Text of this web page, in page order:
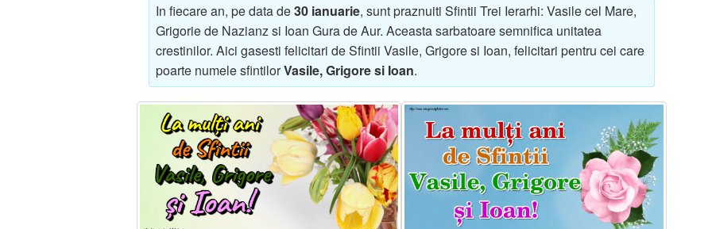
In fiecare an, pe data de30 ianuarie, sunt praznuiti Sfintii Trei Ierarhi: Vasile cel Mare,
Grigorie de Nazianz si Ioan Gura de Aur. Aceasta sarbatoare semnifica unitatea
crestinilor. Aici gasesti felicitari de Sfintii Vasile, Grigore si Ioan, felicitari pentru cei care
poarte numele sfintilorVasile, Grigore si Ioan.